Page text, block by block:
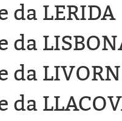
da
da
da
da